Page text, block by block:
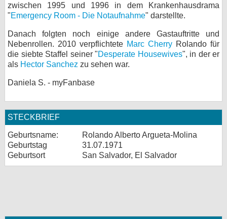
zwischen 1995 und 1996 in dem Krankenhausdrama
"Emergency Room - Die Notaufnahme" darstellte.
Danach folgten noch einige andere Gastauftritte und
Nebenrollen. 2010 verpflichtete Marc Cherry Rolando für
die siebte Staffel seiner "Desperate Housewives", in der er
als Hector Sanchez zu sehen war.
Daniela S. - myFanbase
STECKBRIEF
Geburtsname:
Rolando Alberto Argueta-Molina
Geburtstag
31.07.1971
Geburtsort
San Salvador, El Salvador
Cookie-Einstellungen
Impressum
Desktop-Ansicht
myFanbase